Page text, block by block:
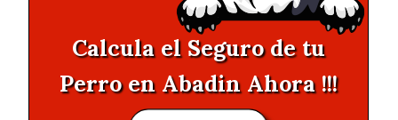
Calcula el Seguro de tu
Perro en Abadin Ahora !!!